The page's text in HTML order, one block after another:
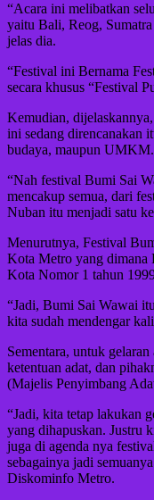
“Acara ini melibatkan
yaitu Bali, Reog,
jelas dia.
“Festival ini Bernama
secara khusus “Festival
Kemudian,
ini sedang direncanakan
budaya, maupun UMKM.
“Nah festival Bumi Sai
mencakup semua, dari
Nuban itu menjadi satu
Menurutnya, Festival
Kota Metro yang dimana
Kota Nomor 1 tahun
“Jadi, Bumi Sai Wawai
kita sudah mendengar
Sementara, untuk
ketentuan adat, dan
(Majelis Penyimbang
“Jadi, kita tetap lakukan
yang dihapuskan. Justru
juga di agenda nya
sebagainya jadi
Diskominfo Metro.